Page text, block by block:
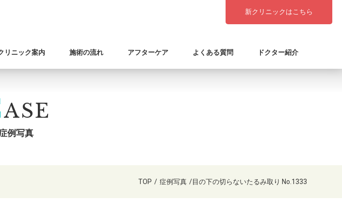
新クリニックはこちら
リニック案内 施術の流れ アフターケア よくある質問 ドクター紹介
ASE
例写真
TOP / 症例写真 /目の下の切らないたるみ取り No.1333